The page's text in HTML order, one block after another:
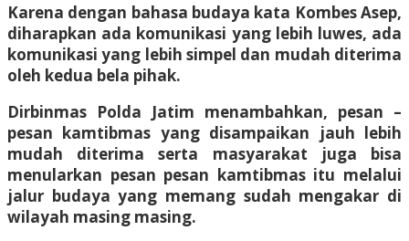
Karena dengan bahasa budaya kata Kombes Asep,
diharapkan ada komunikasi yang lebih luwes, ada
komunikasi yang lebih simpel dan mudah diterima
oleh kedua bela pihak.
Dirbinmas Polda Jatim menambahkan, pesan –
pesan kamtibmas yang disampaikan jauh lebih
mudah diterima serta masyarakat juga bisa
menularkan pesan pesan kamtibmas itu melalui
jalur budaya yang memang sudah mengakar di
wilayah masing masing.